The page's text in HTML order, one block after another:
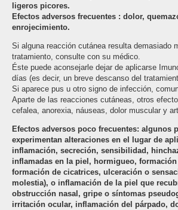
ligeros picores.
Efectos adversos frecuentes : dolor,
enrojecimiento.
Si alguna reacción cutánea resulta demasiado
tratamiento, consulte con su médico.
Éste puede aconsejarle dejar de aplicarse
días (es decir, un breve descanso del
Si aparece pus u otro signo de infección,
Aparte de las reacciones cutáneas, otros
cefalea, anorexia, náuseas, dolor muscular y
Efectos adversos poco frecuentes: algunos
experimentan alteraciones en el lugar de
inflamación, secreción, sensibilidad,
inflamadas en la piel, hormigueo, formación
formación de cicatrices, ulceración o
molestia), o inflamación de la piel que
obstrucción nasal, gripe o síntomas
irritación ocular, inflamación del párpado,